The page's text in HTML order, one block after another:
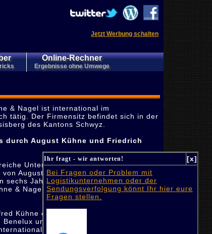
Jetzt Werbung schalten
Online-Rechner
Ergebnisse ohne Umwege
Ihr fragt - wir antworten!
[x]
Bei Fragen oder Problem mit
Logistikunternehmen oder der
Sendungsverfolgung könnt Ihr hier eure
Fragen stellen.
& Nagel ist international im
tätig. Der Firmensitz befindet sich in der
des Kantons Schwyz.
durch August Kühne und Friedrich
Unternehmen Kühne & Nagel in
August Kühne und Friedrich Nagel
sechs Jahrzehnte der
& Nagel nur in den deutschen
Kühne erste Unternehmensstützpunkte
und im Mittleren und Nahen
des Unternehmens